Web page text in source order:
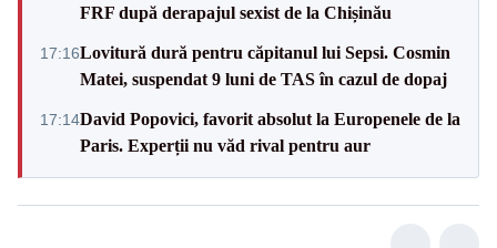
FRF după derapajul sexist de la Chișinău
17:16Lovitură dură pentru căpitanul lui Sepsi. Cosmin
Matei, suspendat 9 luni de TAS în cazul de dopaj
17:14David Popovici, favorit absolut la Europenele de la
Paris. Experții nu văd rival pentru aur